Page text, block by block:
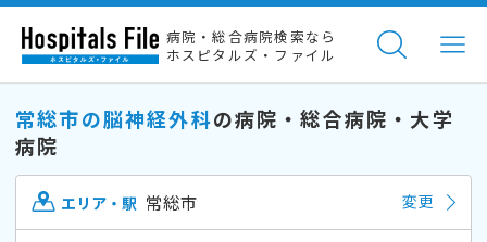
病院・総合病院検索なら
ホスピタルズ・ファイル
常総市の脳神経外科の病院・総合病院・大学
病院
エリア・駅 常総市 変更